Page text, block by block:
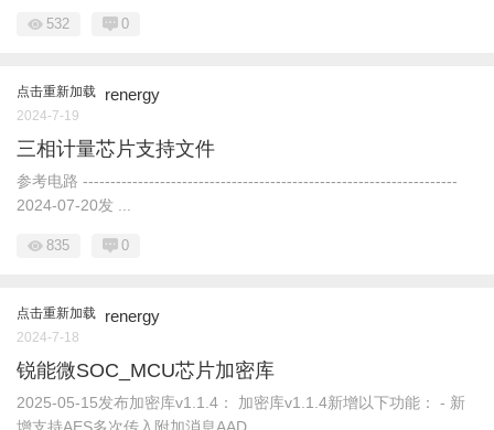
532 0
点击重新加载 renergy
2024-7-19
三相计量芯片支持文件
参考电路 --------------------------------------------------------------------
2024-07-20发 ...
835 0
点击重新加载 renergy
2024-7-18
锐能微SOC_MCU芯片加密库
2025-05-15发布加密库v1.1.4： 加密库v1.1.4新增以下功能： - 新